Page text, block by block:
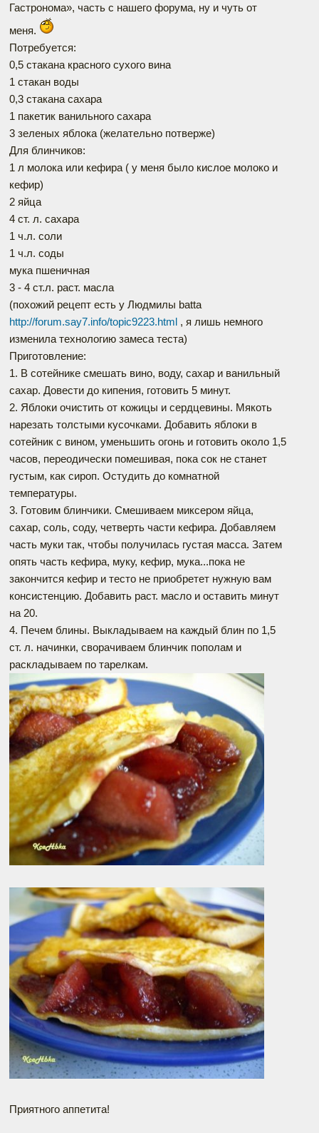
Гастронома», часть с нашего форума, ну и чуть от
меня.
Потребуется:
0,5 стакана красного сухого вина
1 стакан воды
0,3 стакана сахара
1 пакетик ванильного сахара
3 зеленых яблока (желательно потверже)
Для блинчиков:
1 л молока или кефира ( у меня было кислое молоко и
кефир)
2 яйца
4 ст. л. сахара
1 ч.л. соли
1 ч.л. соды
мука пшеничная
3 - 4 ст.л. раст. масла
(похожий рецепт есть у Людмилы batta
http://forum.say7.info/topic9223.html , я лишь немного
изменила технологию замеса теста)
Приготовление:
1. В сотейнике смешать вино, воду, сахар и ванильный
сахар. Довести до кипения, готовить 5 минут.
2. Яблоки очистить от кожицы и сердцевины. Мякоть
нарезать толстыми кусочками. Добавить яблоки в
сотейник с вином, уменьшить огонь и готовить около 1,5
часов, переодически помешивая, пока сок не станет
густым, как сироп. Остудить до комнатной
температуры.
3. Готовим блинчики. Смешиваем миксером яйца,
сахар, соль, соду, четверть части кефира. Добавляем
часть муки так, чтобы получилась густая масса. Затем
опять часть кефира, муку, кефир, мука...пока не
закончится кефир и тесто не приобретет нужную вам
консистенцию. Добавить раст. масло и оставить минут
на 20.
4. Печем блины. Выкладываем на каждый блин по 1,5
ст. л. начинки, сворачиваем блинчик пополам и
раскладываем по тарелкам.
Приятного аппетита!